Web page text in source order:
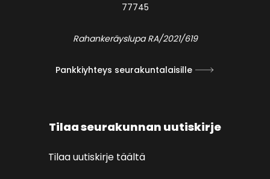
77745
Rahankeräyslupa RA/2021/619
Pankkiyhteys seurakuntalaisille
Tilaa seurakunnan uutiskirje
Tilaa uutiskirje täältä